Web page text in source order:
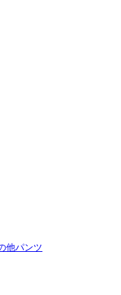
他パンツ